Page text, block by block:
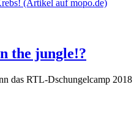
(Artikel auf mopo.de)
the jungle!?
das RTL-Dschungelcamp